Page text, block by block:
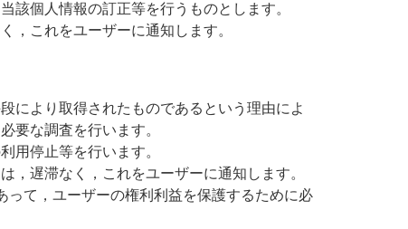
個人情報の訂正等を行うものとします。
これをユーザーに通知します。
により取得されたものであるという理由によ
要な調査を行います。
用停止等を行います。
遅滞なく，これをユーザーに通知します。
て，ユーザーの権利利益を保護するために必